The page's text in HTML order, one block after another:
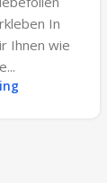
In
Ihnen wie